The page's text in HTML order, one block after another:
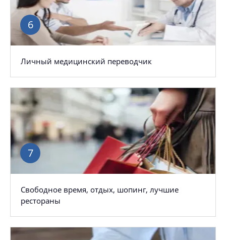
Личный медицинский переводчик
Свободное время, отдых, шопинг, лучшие
рестораны